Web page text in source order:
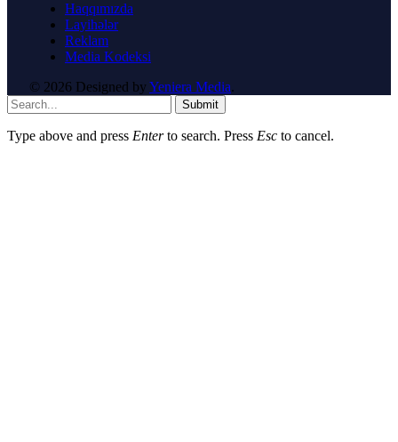
Haqqımızda
Layihələr
Reklam
Media Kodeksi
© 2026 Designed by Yeniera Media.
Submit
Type above and press Enterto search. Press Esc to cancel.